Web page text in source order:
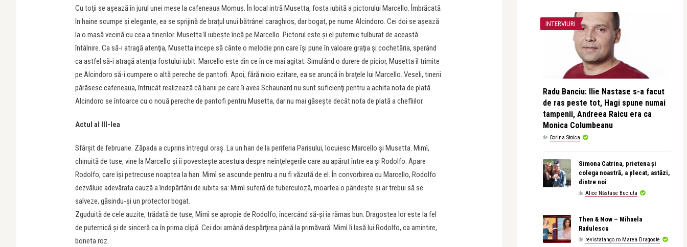
Cu toţii se aşează în jurul unei mese la cafeneaua Momus. În local intră Musetta, fosta iubită a pictorului Marcello. Îmbrăcată
în haine scumpe şi elegante, ea se sprijină de braţul unui bătrânel caraghios, dar bogat, pe nume Alcindoro. Cei doi se aşează
la o masă vecină cu cea a tinerilor. Musetta îl iubeşte încă pe Marcello. Pictorul este şi el puternic tulburat de această
întâlnire. Ca să-i atragă atenţia, Musetta începe să cânte o melodie prin care îşi pune în valoare graţia şi cochetăria, sperând
ca astfel să-i atragă atenţia fostului iubit. Marcello este din ce în ce mai agitat. Simulând o durere de picior, Musetta îl trimite
pe Alcindoro să-i cumpere o altă pereche de pantofi. Apoi, fără nicio ezitare, ea se aruncă în braţele lui Marcello. Veseli, tinerii
părăsesc cafeneaua, întrucât realizează că banii pe care îi avea Schaunard nu sunt suficienţi pentru a achita nota de plată.
Alcindoro se întoarce cu o nouă pereche de pantofi pentru Musetta, dar nu mai găseşte decât nota de plată a chefliilor.
Actul al III-lea
Sfârşit de februarie. Zăpada a cuprins întregul oraş. La un han de la periferia Parisului, locuiesc Marcello şi Musetta. Mimì,
chinuită de tuse, vine la Marcello şi îi povesteşte acestuia despre neînţelegerile care au apărut între ea şi Rodolfo. Apare
Rodolfo, care îşi petrecuse noaptea la han. Mimì se ascunde pentru a nu fi văzută de el. În convorbirea cu Marcello, Rodolfo
dezvăluie adevărata cauză a îndepărtării de iubita sa: Mimì suferă de tuberculoză, moartea o pândeşte şi ar trebui să se
salveze, găsindu-şi un protector bogat.
Zguduită de cele auzite, trădată de tuse, Mimì se apropie de Rodolfo, încercând să-şi ia rămas bun. Dragostea lor este la fel
de puternică şi de sinceră ca în prima clipă. Cei doi amână despărţirea până la primăvară. Mimì îi lasă lui Rodolfo, ca amintire,
boneta roz.
INTERVIURI
Radu Banciu: Ilie Nastase s-a facut
de ras peste tot, Hagi spune numai
tampenii, Andreea Raicu era ca
Monica Columbeanu
de Corina Stoica
Simona Catrina, prietena și
colega noastră, a plecat, astăzi,
dintre noi
de Alice Năstase Buciuta
Then & Now – Mihaela
Radulescu
de revistatango.ro Marea Dragoste